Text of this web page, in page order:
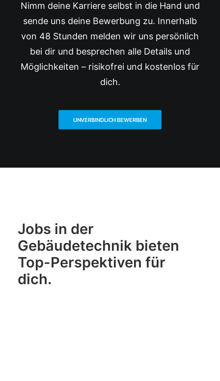
Nimm deine Karriere selbst in die Hand und
sende uns deine Bewerbung zu. Innerhalb
von 48 Stunden melden wir uns persönlich
bei dir und besprechen alle Details und
Möglichkeiten – risikofrei und kostenlos für
dich.
UNVERBINDLICH BEWERBEN
Jobs in der
Gebäudetechnik bieten
Top-Perspektiven für
dich.